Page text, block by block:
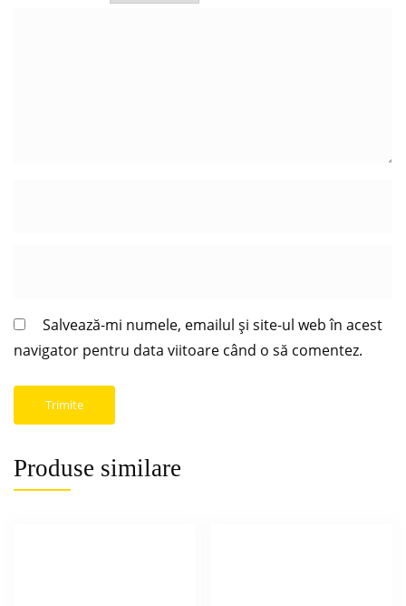
Salvează-mi numele, emailul și site-ul web în acest
navigator pentru data viitoare când o să comentez.
Produse similare